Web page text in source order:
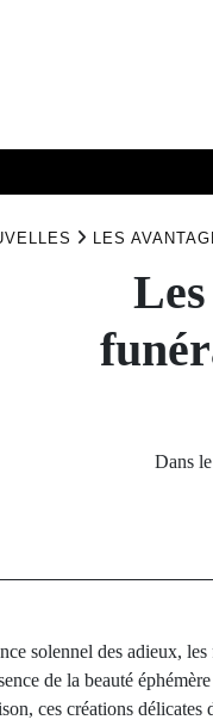
LES
Dans
solennel des adieux,
de la beauté
ces créations délicates